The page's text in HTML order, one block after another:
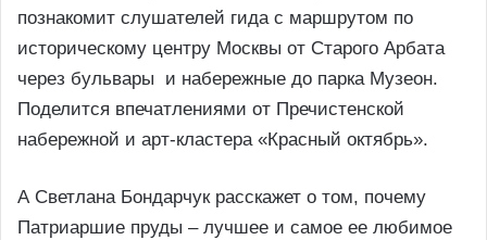
познакомит слушателей гида с маршрутом по
историческому центру Москвы от Старого Арбата
через бульвары и набережные до парка Музеон.
Поделится впечатлениями от Пречистенской
набережной и арт-кластера «Красный октябрь».
А Светлана Бондарчук расскажет о том, почему
Патриаршие пруды – лучшее и самое ее любимое